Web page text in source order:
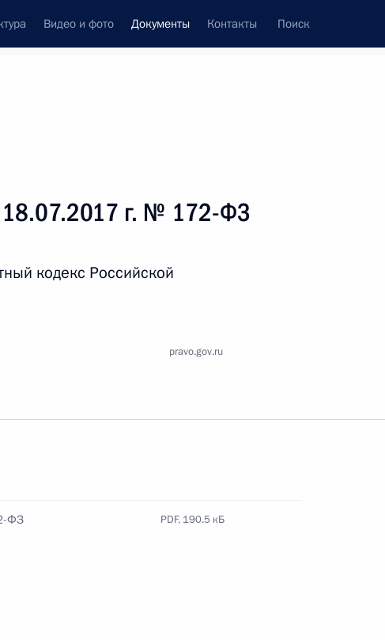
Видео и фото Документы Контакты Поиск
18.07.2017 г. № 172-ФЗ
кодекс Российской
pravo.gov.ru
ФЗ PDF, 190.5 кБ